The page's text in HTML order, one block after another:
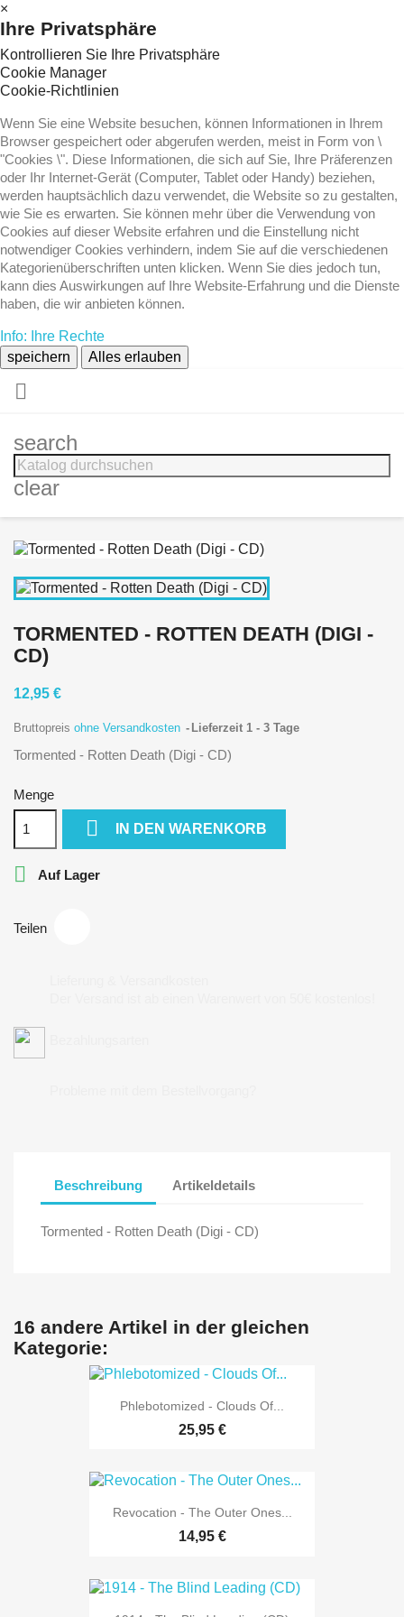
×
Ihre Privatsphäre
Kontrollieren Sie Ihre Privatsphäre
Cookie Manager
Cookie-Richtlinien
Wenn Sie eine Website besuchen, können Informationen in Ihrem
Browser gespeichert oder abgerufen werden, meist in Form von \
"Cookies \". Diese Informationen, die sich auf Sie, Ihre Präferenzen
oder Ihr Internet-Gerät (Computer, Tablet oder Handy) beziehen,
werden hauptsächlich dazu verwendet, die Website so zu gestalten,
wie Sie es erwarten. Sie können mehr über die Verwendung von
Cookies auf dieser Website erfahren und die Einstellung nicht
notwendiger Cookies verhindern, indem Sie auf die verschiedenen
Kategorienüberschriften unten klicken. Wenn Sie dies jedoch tun,
kann dies Auswirkungen auf Ihre Website-Erfahrung und die Dienste
haben, die wir anbieten können.
Info: Ihre Rechte
speichern
Alles erlauben

search
clear
TORMENTED - ROTTEN DEATH (DIGI -
CD)
12,95 €
Bruttopreis ohne Versandkosten Lieferzeit 1 - 3 Tage
Tormented - Rotten Death (Digi - CD)
Menge
 IN DEN WARENKORB
 Auf Lager
Teilen
Beschreibung Artikeldetails
Tormented - Rotten Death (Digi - CD)
16 andere Artikel in der gleichen
Kategorie:
Phlebotomized - Clouds Of...
25,95 €
Revocation - The Outer Ones...
14,95 €